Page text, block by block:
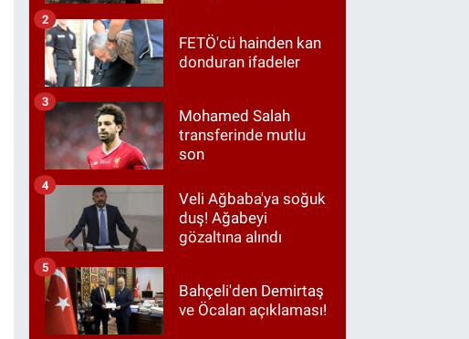
FETÖ'cü hainden kan
donduran ifadeler
2
Mohamed Salah
transferinde mutlu
son
3
Veli Ağbaba'ya soğuk
duş! Ağabeyi
gözaltına alındı
4
Bahçeli'den Demirtaş
ve Öcalan açıklaması!
5